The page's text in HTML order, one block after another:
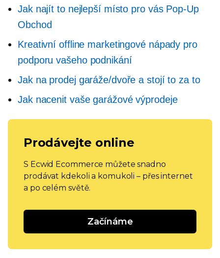
Jak najít to nejlepší místo pro vás Pop-Up
Obchod
Kreativní offline marketingové nápady pro
podporu vašeho podnikání
Jak na prodej garáže/dvoře a stojí to za to
Jak nacenit vaše garážové výprodeje
Prodávejte online
S Ecwid Ecommerce můžete snadno
prodávat kdekoli a komukoli – přes internet
a po celém světě.
Začínáme